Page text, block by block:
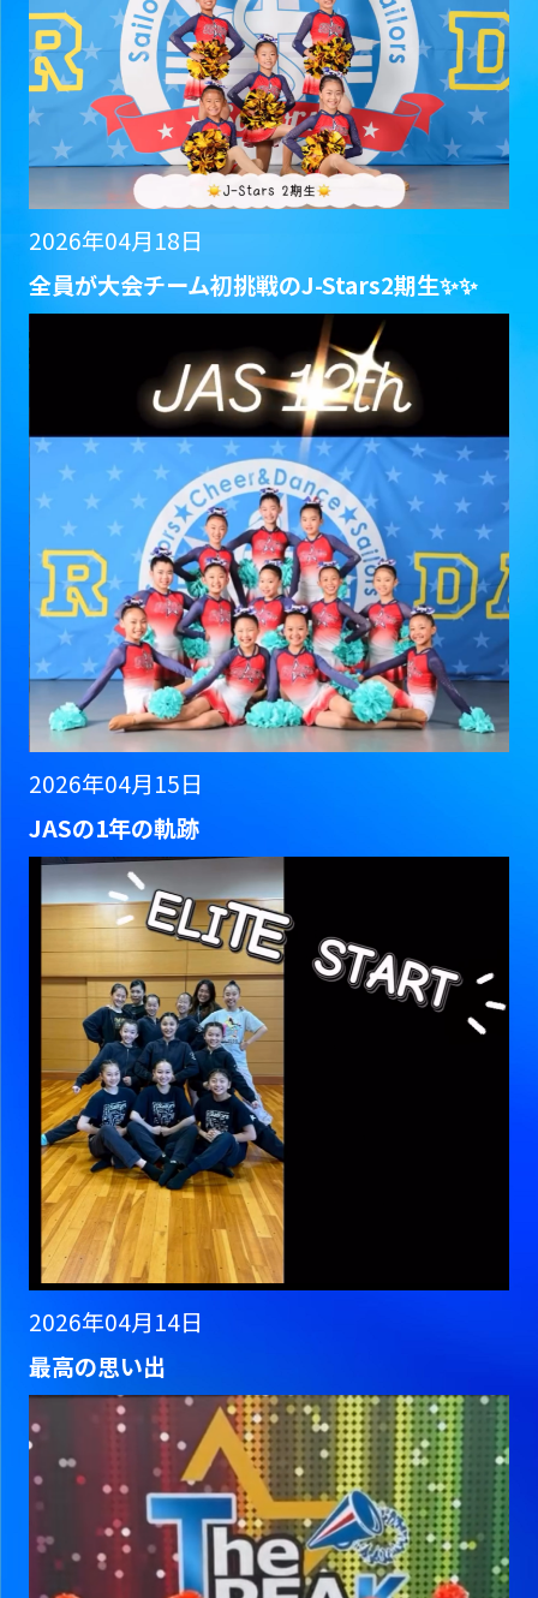
2026年04月18日
全員が大会チーム初挑戦のJ-Stars2期生✨✨
2026年04月15日
JASの1年の軌跡
2026年04月14日
最高の思い出